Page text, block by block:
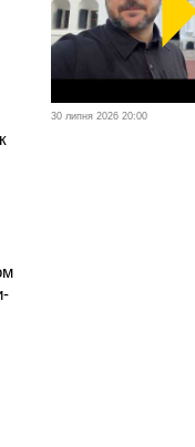
30 липня 2026 20:00